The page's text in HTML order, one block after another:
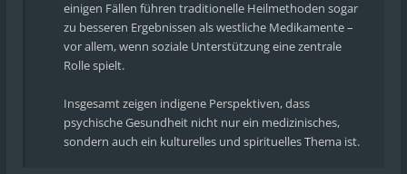
einigen Fällen führen traditionelle Heilmethoden sogar
zu besseren Ergebnissen als westliche Medikamente –
vor allem, wenn soziale Unterstützung eine zentrale
Rolle spielt.
Insgesamt zeigen indigene Perspektiven, dass
psychische Gesundheit nicht nur ein medizinisches,
sondern auch ein kulturelles und spirituelles Thema ist.